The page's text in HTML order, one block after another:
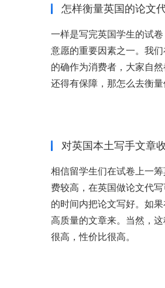
怎样衡量英国的论文
一样是写完英国学生的试
意愿的重要因素之一。我
的确作为消费者，大家自
还得有保障，那怎么去衡
对英国本土写手文章
相信留学生们在试卷上一
费较高，在英国做论文代
的时间内把论文写好。如
高质量的文章来。当然，
很高，性价比很高。